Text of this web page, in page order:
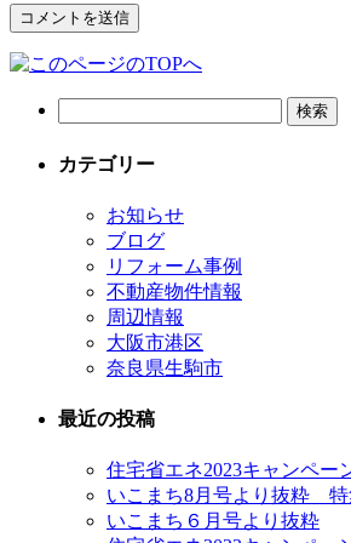
カテゴリー
お知らせ
ブログ
リフォーム事例
不動産物件情報
周辺情報
大阪市港区
奈良県生駒市
最近の投稿
住宅省エネ2023キャンペー
いこまち8月号より抜粋 特
いこまち６月号より抜粋